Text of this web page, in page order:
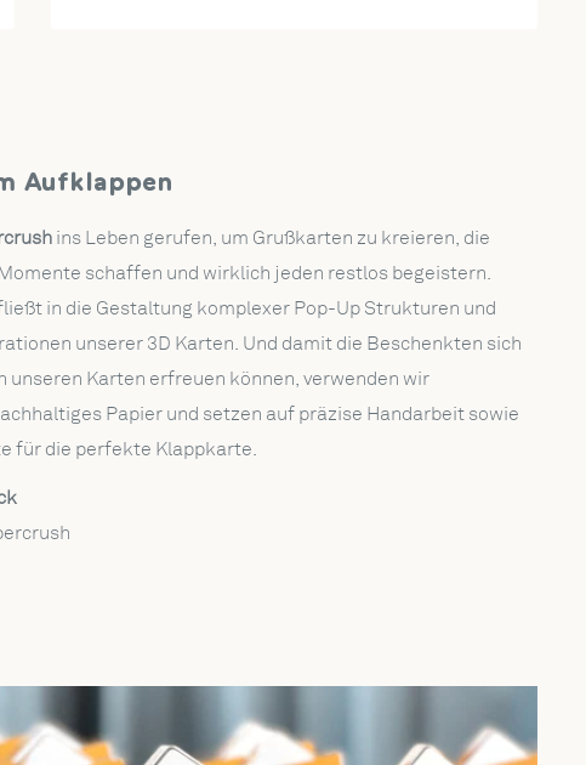
Aufklappen
ins Leben gerufen, um Grußkarten zu kreieren, die
schaffen und wirklich jeden restlos begeistern.
in die Gestaltung komplexer Pop-Up Strukturen und
unserer 3D Karten. Und damit die Beschenkten sich
unseren Karten erfreuen können, verwenden wir
Papier und setzen auf präzise Handarbeit sowie
für die perfekte Klappkarte.